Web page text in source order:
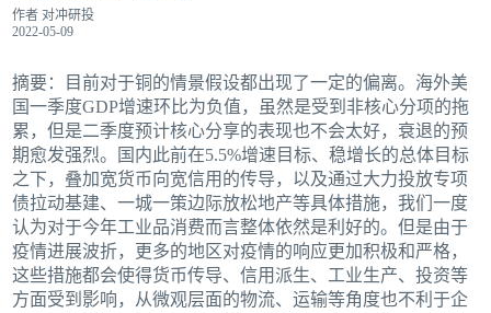
作者对冲研投
2022-05-09
摘要：目前对于铜的情景假设都出现了一定的偏离。海外美
国一季度GDP增速环比为负值，虽然是受到非核心分项的拖
累，但是二季度预计核心分享的表现也不会太好，衰退的预
期愈发强烈。国内此前在5.5%增速目标、稳增长的总体目标
之下，叠加宽货币向宽信用的传导，以及通过大力投放专项
债拉动基建、一城一策边际放松地产等具体措施，我们一度
认为对于今年工业品消费而言整体依然是利好的。但是由于
疫情进展波折，更多的地区对疫情的响应更加积极和严格，
这些措施都会使得货币传导、信用派生、工业生产、投资等
方面受到影响，从微观层面的物流、运输等角度也不利于企